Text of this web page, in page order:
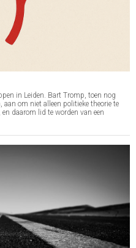
in Leiden. Bart Tromp, toen nog
om niet alleen politieke theorie te
daarom lid te worden van een